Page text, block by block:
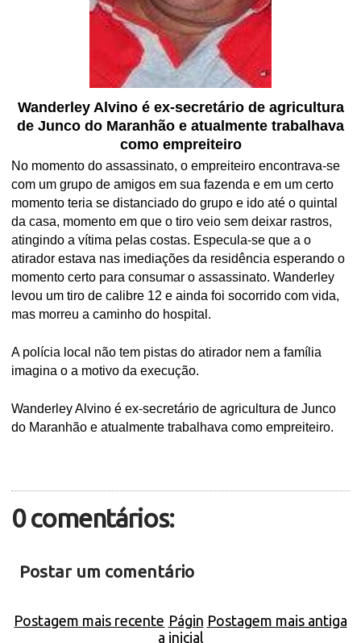
Wanderley Alvino é ex-secretário de agricultura
de Junco do Maranhão e atualmente trabalhava
como empreiteiro
No momento do assassinato, o empreiteiro encontrava-se
com um grupo de amigos em sua fazenda e em um certo
momento teria se distanciado do grupo e ido até o quintal
da casa, momento em que o tiro veio sem deixar rastros,
atingindo a vítima pelas costas. Especula-se que a o
atirador estava nas imediações da residência esperando o
momento certo para consumar o assassinato. Wanderley
levou um tiro de calibre 12 e ainda foi socorrido com vida,
mas morreu a caminho do hospital.
A polícia local não tem pistas do atirador nem a família
imagina o a motivo da execução.
Wanderley Alvino é ex-secretário de agricultura de Junco
do Maranhão e atualmente trabalhava como empreiteiro.
0 comentários:
Postar um comentário
Postagem mais recente Postagem mais antiga
Págin
a inicial